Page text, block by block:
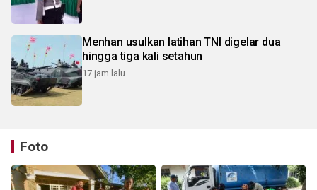
Menhan usulkan latihan TNI digelar dua
hingga tiga kali setahun
17 jam lalu
Foto